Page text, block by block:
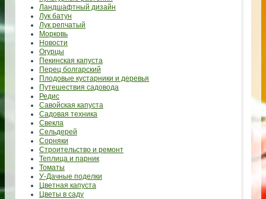
Ландшафтный дизайн
Лук батун
Лук репчатый
Морковь
Новости
Огурцы
Пекинская капуста
Перец болгарский
Плодовые кустарники и деревья
Путешествия садовода
Редис
Савойская капуста
Садовая техника
Свекла
Сельдерей
Сорняки
Строительство и ремонт
Теплица и парник
Томаты
У-Дачные поделки
Цветная капуста
Цветы в саду